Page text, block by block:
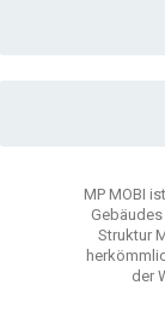
MP MOBI
Struktur
der